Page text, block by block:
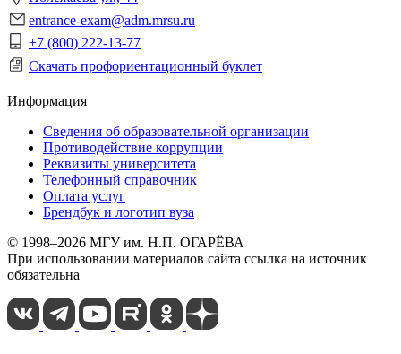
entrance-exam@adm.mrsu.ru
+7 (800) 222-13-77
Скачать профориентационный буклет
Информация
Сведения об образовательной организации
Противодействие коррупции
Реквизиты университета
Телефонный справочник
Оплата услуг
Брендбук и логотип вуза
© 1998–2026 МГУ им. Н.П. ОГАРЁВА
При использовании материалов сайта ссылка на источник
обязательна